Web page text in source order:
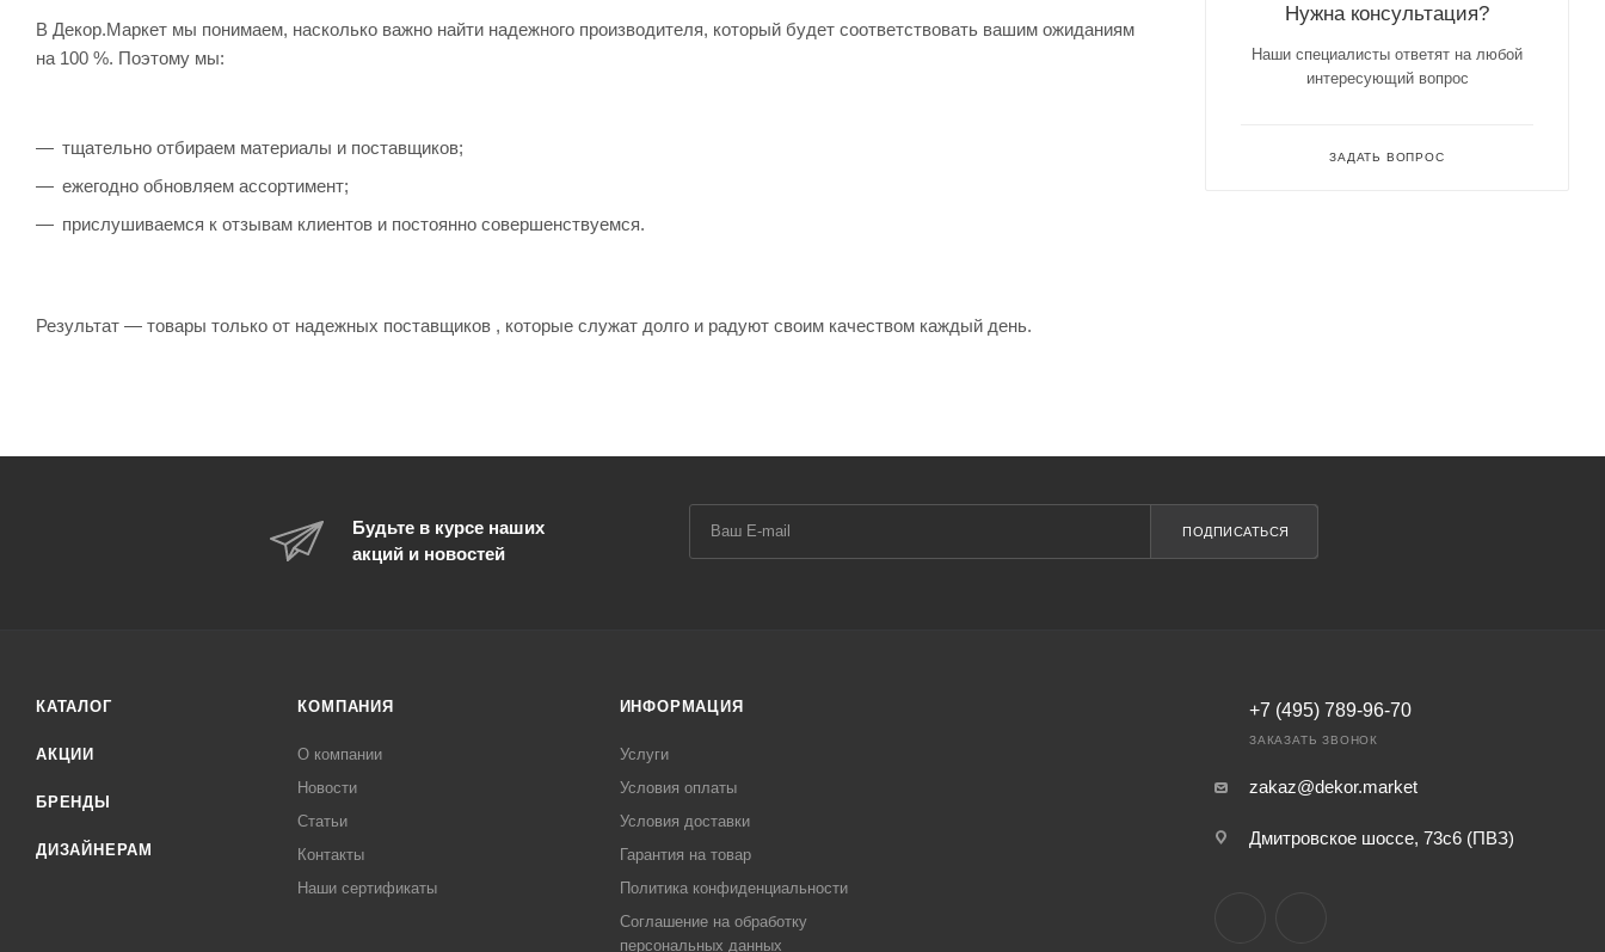
В Декор.Маркет мы понимаем, насколько важно найти надежного производителя, который будет соответствовать вашим ожиданиям
на 100 %. Поэтому мы:
тщательно отбираем материалы и поставщиков;
ежегодно обновляем ассортимент;
прислушиваемся к отзывам клиентов и постоянно совершенствуемся.
Результат — товары только от надежных поставщиков , которые служат долго и радуют своим качеством каждый день.
Нужна консультация?
Наши специалисты ответят на любой
интересующий вопрос
ЗАДАТЬ ВОПРОС
Будьте в курсе наших
акций и новостей
ПОДПИСАТЬСЯ
КАТАЛОГ
АКЦИИ
БРЕНДЫ
ДИЗАЙНЕРАМ
КОМПАНИЯ
О компании
Новости
Статьи
Контакты
Наши сертификаты
ИНФОРМАЦИЯ
Услуги
Условия оплаты
Условия доставки
Гарантия на товар
Политика конфиденциальности
Соглашение на обработку
персональных данных
+7 (495) 789-96-70
ЗАКАЗАТЬ ЗВОНОК
zakaz@dekor.market
Дмитровское шоссе, 73с6 (ПВЗ)